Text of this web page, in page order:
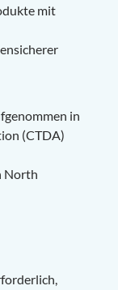
mit
in
(CTDA)
North